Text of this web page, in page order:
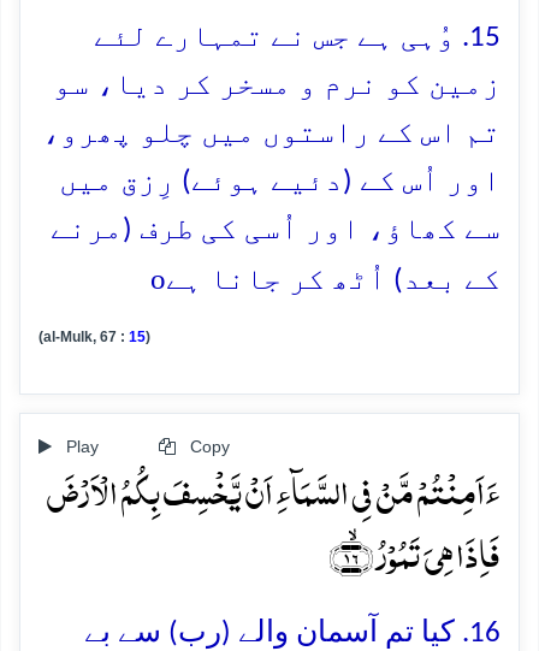
15. وُہی ہے جس نے تمہارے لئے
زمین کو نرم و مسخر کر دیا، سو
تم اس کے راستوں میں چلو پھرو،
اور اُس کے (دئیے ہوئے) رِزق میں
سے کھاؤ، اور اُسی کی طرف (مرنے
کے بعد) اُٹھ کر جانا ہےo
(al-Mulk, 67 : 15)
Play Copy
ءَاَمِنۡتُمۡ مَّنۡ فِی السَّمَآءِ اَنۡ یَّخۡسِفَ بِکُمُ الۡاَرۡضَ
فَاِذَا ہِیَ تَمُوۡرُ ﴿ۙ۱۶﴾
16. کیا تم آسمان والے (رب) سے بے